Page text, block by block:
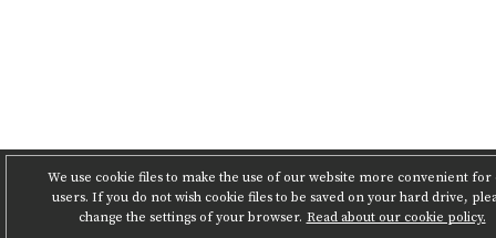
We use cookie files to make the use of our website more convenient for
users. If you do not wish cookie files to be saved on your hard drive,
change the settings of your browser. Read about our cookie policy.